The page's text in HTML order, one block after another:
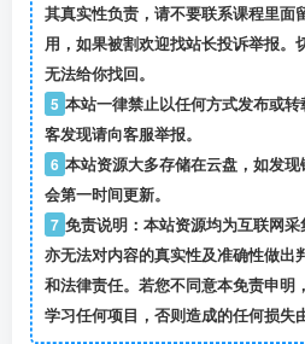
其真实性负责，请不要联系课程里面
用，如果被割欢迎找站长投诉举报。
无法给你找回。
5 本站一律禁止以任何方式发布或
客发现请向客服举报。
6 本站资源大多存储在云盘，如发
会第一时间更新。
7 免责说明：本站资源均为互联网
亦无法对内容的真实性及准确性做出
和法律责任。若您不同意本免责申明
学习任何项目，否则造成的任何损失